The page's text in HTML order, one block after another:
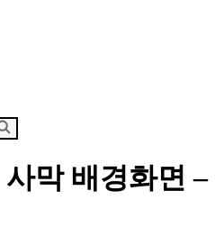
막 배경화면 –